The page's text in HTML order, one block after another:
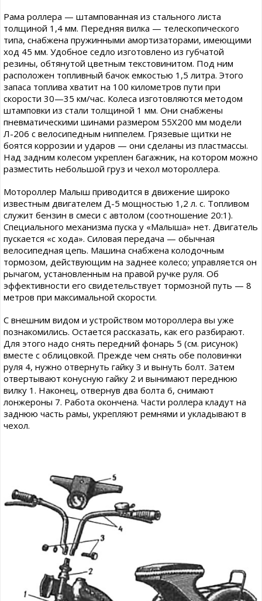
Рама роллера — штампованная из стального листа
толщиной 1,4 мм. Передняя вилка — телескопического
типа, снабжена пружинными амортизаторами, имеющими
ход 45 мм. Удобное седло изготовлено из губчатой
резины, обтянутой цветным текстовинитом. Под ним
расположен топливный бачок емкостью 1,5 литра. Этого
запаса топлива хватит на 100 километров пути при
скорости 30—35 км/час. Колеса изготовляются методом
штамповки из стали толщиной 1 мм. Они снабжены
пневматическими шинами размером 55X200 мм модели
Л-206 с велосипедным ниппелем. Грязевые щитки не
боятся коррозии и ударов — они сделаны из пластмассы.
Над задним колесом укреплен багажник, на котором можно
разместить небольшой груз и чехол мотороллера.
Мотороллер Малыш приводится в движение широко
известным двигателем Д-5 мощностью 1,2 л. с. Топливом
служит бензин в смеси с автолом (соотношение 20:1).
Специального механизма пуска у «Малыша» нет. Двигатель
пускается «с хода». Силовая передача — обычная
велосипедная цепь. Машина снабжена колодочным
тормозом, действующим на заднее колесо; управляется он
рычагом, установленным на правой ручке руля. Об
эффективности его свидетельствует тормозной путь — 8
метров при максимальной скорости.
С внешним видом и устройством мотороллера вы уже
познакомились. Остается рассказать, как его разбирают.
Для этого надо снять передний фонарь 5 (см. рисунок)
вместе с облицовкой. Прежде чем снять обе половинки
руля 4, нужно отвернуть гайку 3 и вынуть болт. Затем
отвертывают конусную гайку 2 и вынимают переднюю
вилку 1. Наконец, отвернув два болта 6, снимают
лонжероны 7. Работа окончена. Части роллера кладут на
заднюю часть рамы, укрепляют ремнями и укладывают в
чехол.